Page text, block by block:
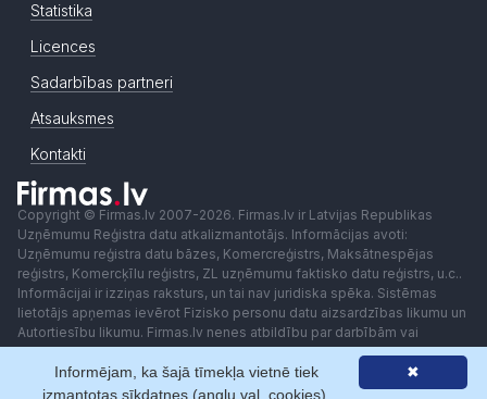
Statistika
Licences
Sadarbības partneri
Atsauksmes
Kontakti
Copyright © Firmas.lv 2007-2026. Firmas.lv ir Latvijas Republikas
Uzņēmumu Reģistra datu atkalizmantotājs. Informācijas avoti:
Uzņēmumu reģistra datu bāzes, Komercreģistrs, Maksātnespējas
reģistrs, Komercķīlu reģistrs, ZL uzņēmumu faktisko datu reģistrs, u.c..
Informācijai ir izziņas raksturs, un tai nav juridiska spēka. Sistēmas
lietotājs apņemas ievērot Fizisko personu datu aizsardzības likumu un
Autortiesību likumu. Firmas.lv nenes atbildību par darbībām vai
lēmumiem, kas balstīti uz saņemto pakalpojumu. Lietotājam aizliegts
izmantot jebkādas automatizētas sistēmas vai iekārtas (robotus)
piekļuvei sistēmai bez rakstiskas saskaņošanas ar Firmas.lv. Galvenā
✖
Informējam, ka šajā tīmekļa vietnē tiek
izmantotas sīkdatnes (angļu val. cookies).